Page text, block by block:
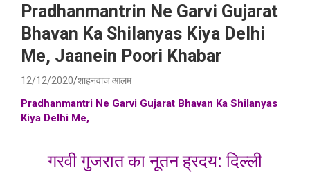
Pradhanmantrin Ne Garvi Gujarat
Bhavan Ka Shilanyas Kiya Delhi
Me, Jaanein Poori Khabar
12/12/2020 शाहनवाज आलम
Pradhanmantri Ne Garvi Gujarat Bhavan Ka Shilanyas
Kiya Delhi Me,
गरवी गुजरात का नूतन ह्रदय: दिल्ली